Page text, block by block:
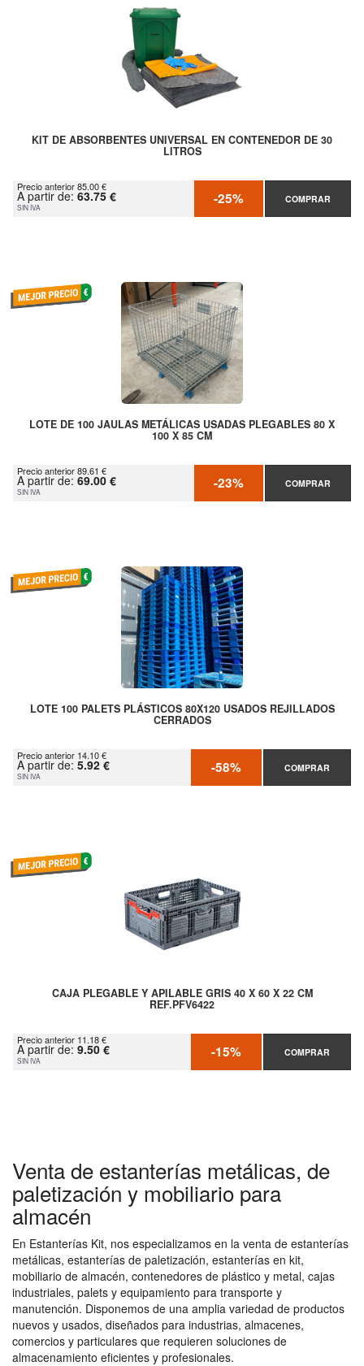
KIT DE ABSORBENTES UNIVERSAL EN CONTENEDOR DE 30
LITROS
Precio anterior 85.00 €
A partir de: 63.75 €
SIN IVA -25% COMPRAR
LOTE DE 100 JAULAS METÁLICAS USADAS PLEGABLES 80 X
100 X 85 CM
Precio anterior 89.61 €
A partir de: 69.00 €
SIN IVA -23% COMPRAR
LOTE 100 PALETS PLÁSTICOS 80X120 USADOS REJILLADOS
CERRADOS
Precio anterior 14.10 €
A partir de: 5.92 €
SIN IVA -58% COMPRAR
CAJA PLEGABLE Y APILABLE GRIS 40 X 60 X 22 CM
REF.PFV6422
Precio anterior 11.18 €
A partir de: 9.50 €
SIN IVA -15% COMPRAR
Venta de estanterías metálicas, de
paletización y mobiliario para
almacén
En Estanterías Kit, nos especializamos en la venta de estanterías
metálicas, estanterías de paletización, estanterías en kit,
mobiliario de almacén, contenedores de plástico y metal, cajas
industriales, palets y equipamiento para transporte y
manutención. Disponemos de una amplia variedad de productos
nuevos y usados, diseñados para industrias, almacenes,
comercios y particulares que requieren soluciones de
almacenamiento eficientes y profesionales.